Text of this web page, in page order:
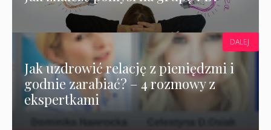
Jak uzdrowić relację z pieniędzmi i
godnie zarabiać? – 4 rozmowy z
ekspertkami
DALEJ